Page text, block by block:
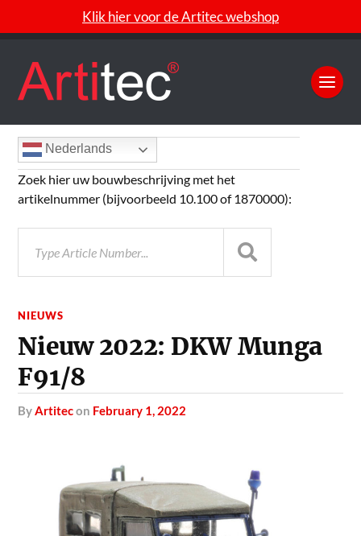
Klik hier voor de Artitec webshop
NIEUWS
Nieuw 2022: DKW Munga
F91/8
byArtitecon February 1, 2022
Nederlands
Zoek hier uw bouwbeschrijving met het
artikelnummer (bijvoorbeeld 10.100 of 1870000):